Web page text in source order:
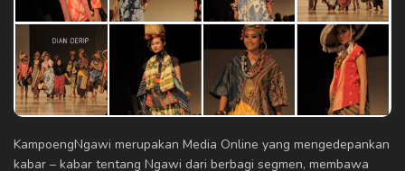
KampoengNgawi merupakan Media Online yang mengedepankan
kabar – kabar tentang Ngawi dari berbagi segmen, membawa